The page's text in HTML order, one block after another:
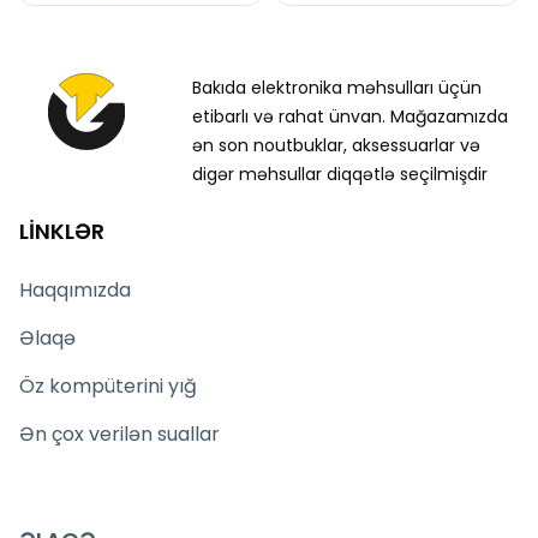
Bakıda elektronika məhsulları üçün
etibarlı və rahat ünvan. Mağazamızda
ən son noutbuklar, aksessuarlar və
digər məhsullar diqqətlə seçilmişdir
LİNKLƏR
Haqqımızda
Əlaqə
Öz kompüterini yığ
Ən çox verilən suallar